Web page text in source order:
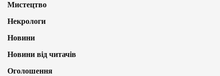
Мистецтво
Некрологи
Новини
Новини від читачів
Оголошення